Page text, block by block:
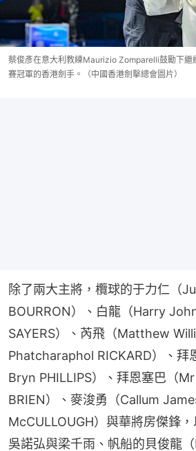
蔡俊彥在意大利教練Maurizio Zomparelli鼓勵下繼
賽冠軍的香港劍手。（中國香港劍擊總會圖片）
除了兩大主將，欖球的于力仁（
BOURRON）、白龍（Harry
SAYERS）、芮飛（Matthew
Phatcharaphol RICKARD）、拜
Bryn PHILLIPS）、拜恩塞巴（
BRIEN）、麥浚勇（Callum
McCULLOUGH）與華將房傑鋒
吳諾弘與梁千雨、帆船的貝俊龍